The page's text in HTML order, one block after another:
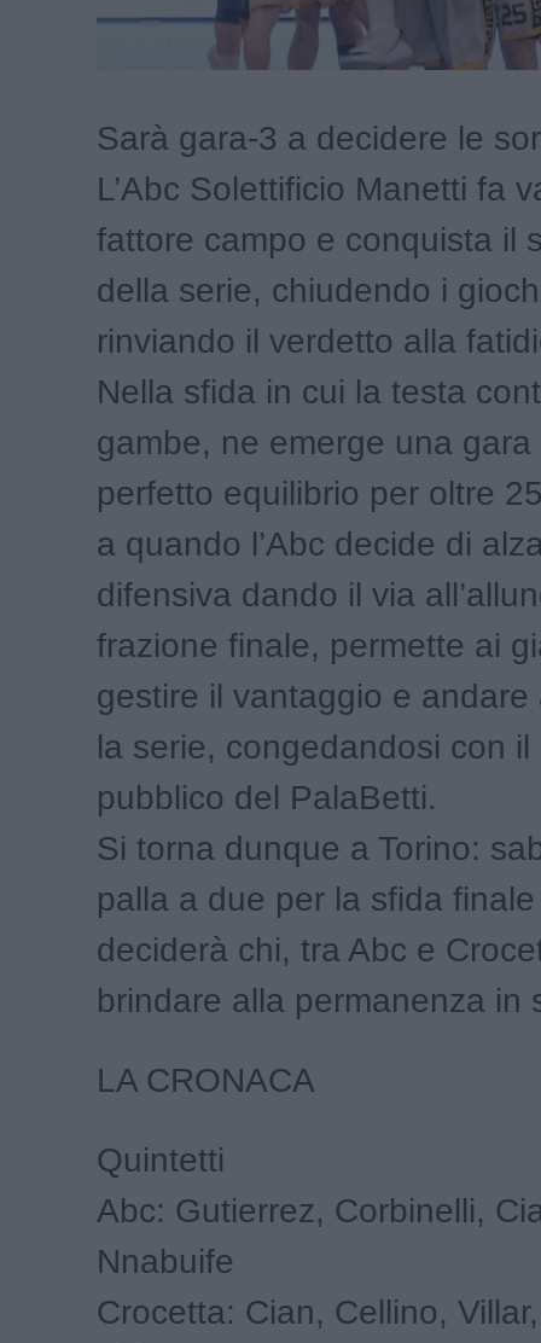
Sarà gara-3 a decidere le
L’Abc Solettificio Manetti fa
fattore campo e conquista il
della serie, chiudendo i
rinviando il verdetto alla
Nella sfida in cui la testa
gambe, ne emerge una
perfetto equilibrio per oltre
a quando l’Abc decide di
difensiva dando il via
frazione finale, permette ai
gestire il vantaggio e andare
la serie, congedandosi con il
pubblico del PalaBetti.
Si torna dunque a Torino:
palla a due per la sfida
deciderà chi, tra Abc e
brindare alla permanenza in
LA CRONACA
Quintetti
Abc: Gutierrez, Corbinelli,
Nnabuife
Crocetta: Cian, Cellino,